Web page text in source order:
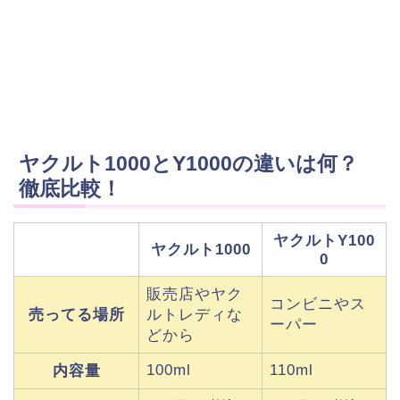
ヤクルト1000とY1000の違いは何？
徹底比較！
ヤクルト1000
ヤクルトY100
0
売ってる場所
販売店やヤク
ルトレディな
どから
コンビニやス
ーパー
内容量 100ml 110ml